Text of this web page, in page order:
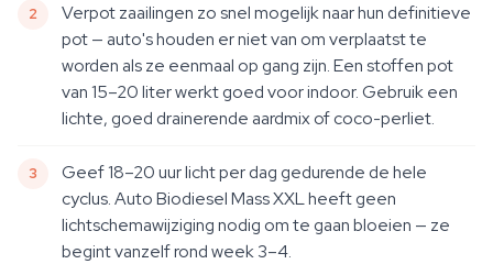
Verpot zaailingen zo snel mogelijk naar hun definitieve
pot — auto's houden er niet van om verplaatst te
worden als ze eenmaal op gang zijn. Een stoffen pot
van 15–20 liter werkt goed voor indoor. Gebruik een
lichte, goed drainerende aardmix of coco-perliet.
Geef 18–20 uur licht per dag gedurende de hele
cyclus. Auto Biodiesel Mass XXL heeft geen
lichtschemawijziging nodig om te gaan bloeien — ze
begint vanzelf rond week 3–4.